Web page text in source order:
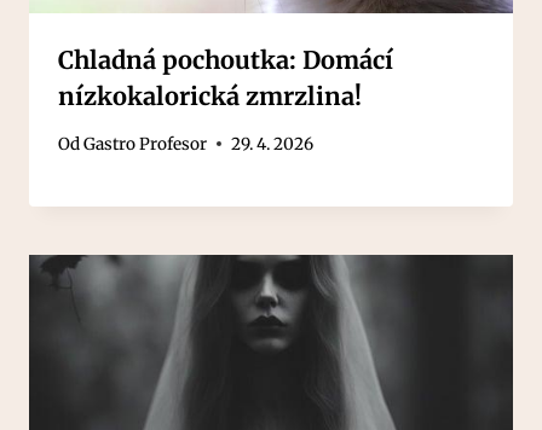
Chladná pochoutka: Domácí
nízkokalorická zmrzlina!
OdGastro Profesor 29. 4. 2026